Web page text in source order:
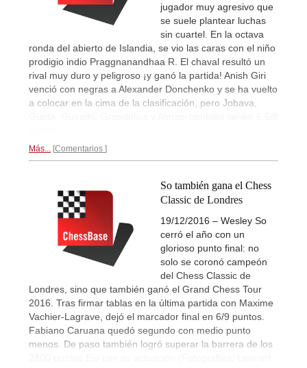
jugador muy agresivo que
se suele plantear luchas
sin cuartel. En la octava
ronda del abierto de Islandia, se vio las caras con el niño
prodigio indio Praggnanandhaa R. El chaval resultó un
rival muy duro y peligroso ¡y ganó la partida! Anish Giri
venció con negras a Alexander Donchenko y se ha vuelto
a colocar en la cima de la clasificación, pero Jobava,
Más... Comentarios
So también gana el Chess
Classic de Londres
19/12/2016 – Wesley So
cerró el año con un
glorioso punto final: no
solo se coronó campeón
del Chess Classic de
Londres, sino que también ganó el Grand Chess Tour
2016. Tras firmar tablas en la última partida con Maxime
Vachier-Lagrave, dejó el marcador final en 6/9 puntos.
Fabiano Caruana quedó segundo con medio punto
menos. De paso también logró superar la barrera de los